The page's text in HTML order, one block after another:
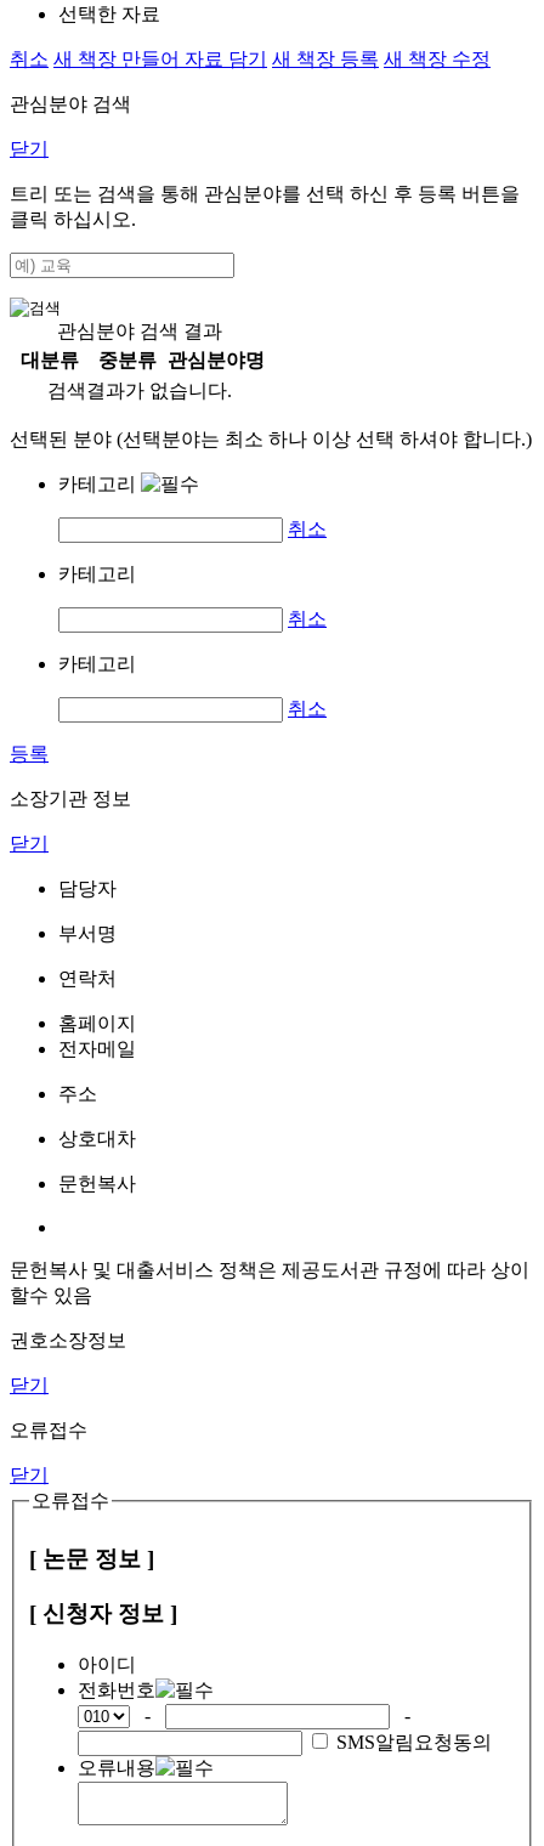
선택한 자료
취소 새 책장 만들어 자료 담기 새 책장 등록 새 책장 수정
관심분야 검색
닫기
트리 또는 검색을 통해 관심분야를 선택 하신 후 등록 버튼을
클릭 하십시오.
관심분야 검색 결과
대분류
중분류
관심분야명
검색결과가 없습니다.
선택된 분야 (선택분야는 최소 하나 이상 선택 하셔야 합니다.)
카테고리
취소
카테고리
취소
카테고리
취소
등록
소장기관 정보
닫기
담당자
부서명
연락처
홈페이지
전자메일
주소
상호대차
문헌복사
문헌복사 및 대출서비스 정책은 제공도서관 규정에 따라 상이
할수 있음
권호소장정보
닫기
오류접수
닫기
오류접수
[ 논문 정보 ]
[ 신청자 정보 ]
아이디
전화번호
-
-
SMS알림요청동의
오류내용